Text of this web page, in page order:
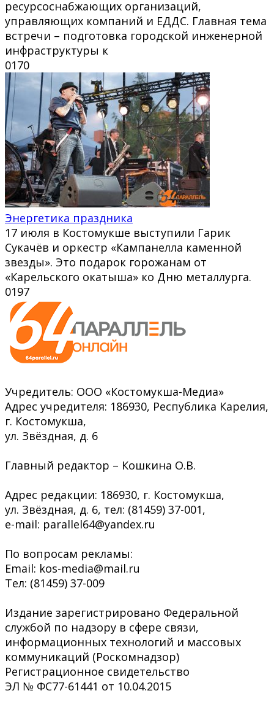
ресурсоснабжающих организаций,
управляющих компаний и ЕДДС. Главная тема
встречи – подготовка городской инженерной
инфраструктуры к
0170
Энергетика праздника
17 июля в Костомукше выступили Гарик
Сукачёв и оркестр «Кампанелла каменной
звезды». Это подарок горожанам от
«Карельского окатыша» ко Дню металлурга.
0197
Учредитель: ООО «Костомукша-Медиа»
Адрес учредителя: 186930, Республика Карелия,
г. Костомукша,
ул. Звёздная, д. 6
Главный редактор – Кошкина О.В.
Адрес редакции: 186930, г. Костомукша,
ул. Звёздная, д. 6, тел: (81459) 37-001,
e-mail: parallel64@yandex.ru
По вопросам рекламы:
Email: kos-media@mail.ru
Тел: (81459) 37-009
Издание зарегистрировано Федеральной
службой по надзору в сфере связи,
информационных технологий и массовых
коммуникаций (Роскомнадзор)
Регистрационное свидетельство
ЭЛ № ФС77-61441 от 10.04.2015